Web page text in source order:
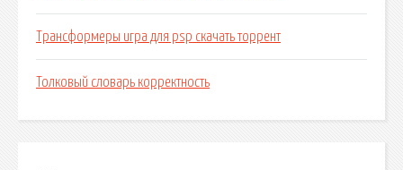
Трансформеры игра для psp скачать торрент
Толковый словарь корректность